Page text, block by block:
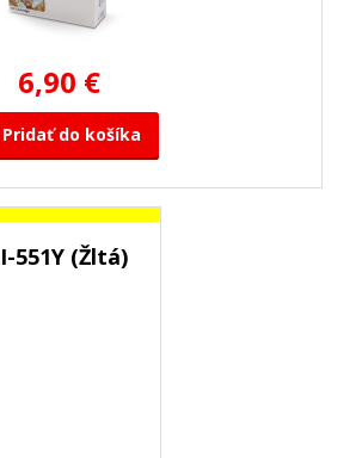
6,90 €
Pridať do košíka
551Y (Žltá)